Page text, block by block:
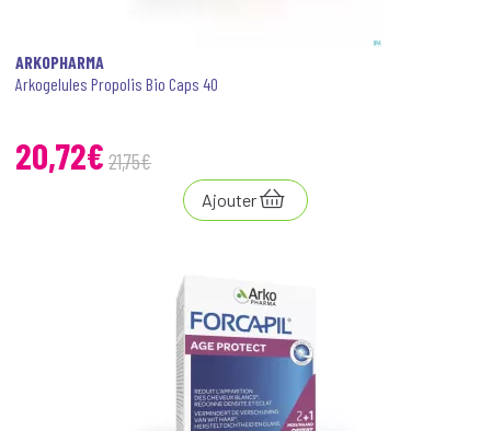
ARKOPHARMA
Arkogelules Propolis Bio Caps 40
20,72€ 21,75€
Ajouter